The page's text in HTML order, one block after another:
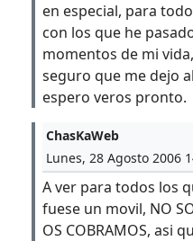
en especial, para
con los que he
momentos de mi
seguro que me dejo
espero veros pronto.
ChasKaWeb
Lunes, 28 Agosto 2006
A ver para todos los
fuese un movil, NO
OS COBRAMOS, asi